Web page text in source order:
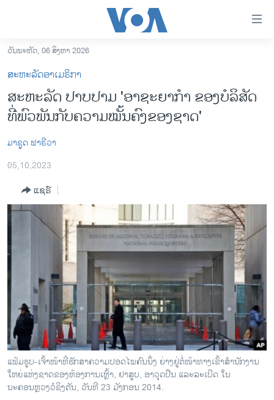
ເຂົ້າ
ຫາ
ຂ້າມ
ຂ້າມ
ຫາ
ຊອກ
ຄົ້ນ
ອາເມຣິກາ
ຂ່າວ​ຈີນ
ໂລກ
ເອເຊຍ
ອິດສະຫຼະພາບດ້ານການຂ່າວ
ຊີວິດຊາວລາວ
ຊຸມຊົນຊາວລາວ
ວິທະຍາສາດ-ເທັກໂນໂລຈີ
ທຸລະກິດ
ພາສາອັງກິດ
ວີດີໂອ
ສຽງ
ລາຍການກະຈາຍສຽງ
ວັນພະຫັດ, 06 ສິງຫາ 2026
ສະຫະລັດອາເມຣິກາ
ສະຫະລັດ ປາບປາມ 'ອາຊະຍາກໍາ ຂອງບໍລິສັດ
ທີ່ພົວພັນກັບຄວາມໝັ້ນຄົງຂອງຊາດ'
​ມາ​ຊູດ ​ຟາ​ຣີ​ວາ
05,10,2023
ແຊຣ໌
ແຟ້ມຮູບ-ເຈົ້າໜ້າທີ່ຮັກສາຄວາມປອດໄພຄົນນຶ່ງ ຍ່າງຢູ່ຕໍ່ໜ້າທາງເຂົ້າສໍານັກງານ
ໃຫຍ່ແຫ່ງຊາດຂອງຫ້ອງການເຫຼົ້າ, ຢາສູບ, ອາວຸດປືນ ແລະລະເບີດ ໃນ
ນະຄອນຫຼວງວໍຊິງຕັນ, ວັນທີ 23 ມັງກອນ 2014.